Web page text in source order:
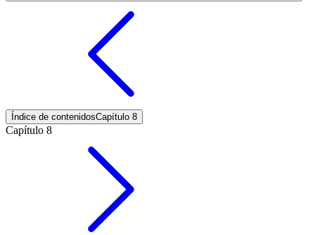
Índice de contenidosCapítulo 8
Capítulo 8